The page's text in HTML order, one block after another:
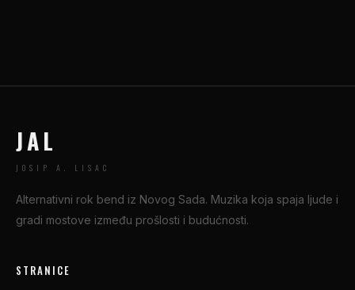
JAL
JOSIP A. LISAC
Alternativni rok bend iz Novog Sada. Muzika koja spaja ljude i
gradi mostove između prošlosti i budućnosti.
STRANICE